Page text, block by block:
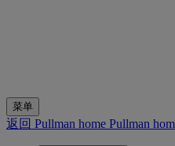
菜单
返回 Pullman home Pullman